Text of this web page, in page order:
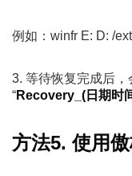
例如：winfr E: D: /
3. 等待恢复完成后
“Recovery_(日期时
方法5. 使用